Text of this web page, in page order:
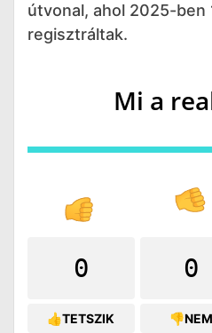
útvonal, ahol 2025-ben
regisztráltak.
Mi a
0
👍TETSZIK
0
👎NEM